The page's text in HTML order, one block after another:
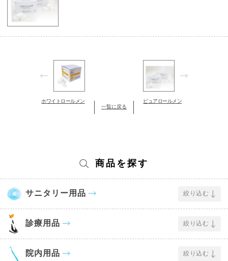
ホワイトロールメン
一覧に戻る
ピュアロールメン
商品を探す
サニタリー用品 絞り込む
診療用品 絞り込む
院内用品 絞り込む